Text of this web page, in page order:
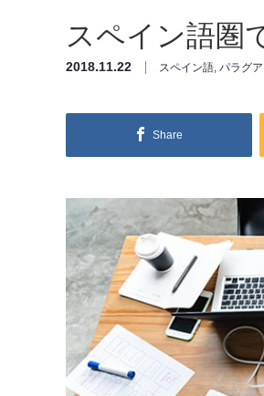
スペイン語圏
2018.11.22 スペイン語 パラグア
Share